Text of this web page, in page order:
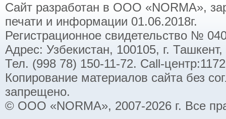
Сайт разработан в ООО «NORMA»,
печати и информации 01.06.2018г.
Регистрационное свидетельство №
Адрес: Узбекистан, 100105, г.
Тел. (998 78) 150-11-72. Call-
Копирование материалов сайта без
запрещено.
© ООО «NORMA», 2007-2026 г. Все